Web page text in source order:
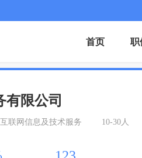
首页 职
有限公司
联网信息及技术服务 10-30人